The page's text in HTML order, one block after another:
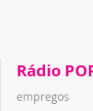
Rádio
empregos